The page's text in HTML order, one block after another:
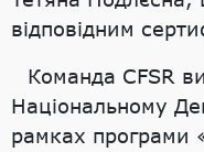
відповідним
Команда CFSR
Національному
рамках програми